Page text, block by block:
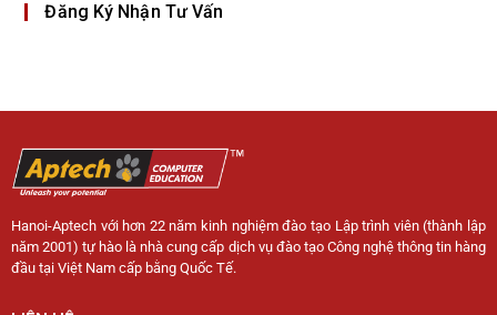
Đăng Ký Nhận Tư Vấn
Hanoi-Aptech với hơn 22 năm kinh nghiệm đào tạo Lập trình viên (thành lập
năm 2001) tự hào là nhà cung cấp dịch vụ đào tạo Công nghệ thông tin hàng
đầu tại Việt Nam cấp bằng Quốc Tế.